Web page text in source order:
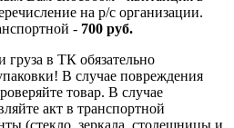
на р/с организации.
- 700 руб.
в ТК обязательно
В случае повреждения
товар. В случае
акт в транспортной
(стекло, зеркала, столешницы и